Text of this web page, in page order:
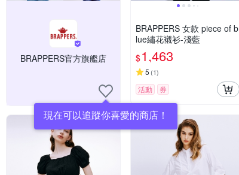
BRAPPERS官方旗艦店
現在可以追蹤你喜愛的商店！
BRAPPERS 女款 piece of b
lue繡花襯衫-淺藍
$1,463
5 (1)
活動 券